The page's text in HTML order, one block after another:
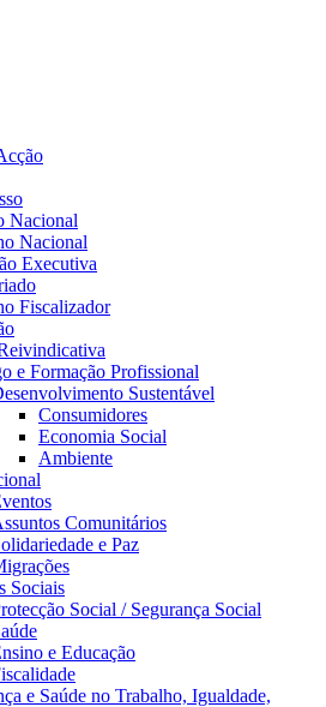
Nacional
Nacional
Executiva
Fiscalizador
e Formação Profissional
Sustentável
Consumidores
Economia Social
Ambiente
Comunitários
e Paz
Sociais
Social / Segurança Social
e Educação
e Saúde no Trabalho, Igualdade,